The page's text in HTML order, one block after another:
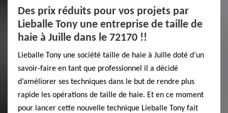
Des prix réduits pour vos projets par
Lieballe Tony une entreprise de taille de
haie à Juille dans le 72170 !!
Lieballe Tony une société taille de haie à Juille doté d’un
savoir-faire en tant que professionnel il a décidé
d’améliorer ses techniques dans le but de rendre plus
rapide les opérations de taille de haie. Et en ce moment
pour lancer cette nouvelle technique Lieballe Tony fait